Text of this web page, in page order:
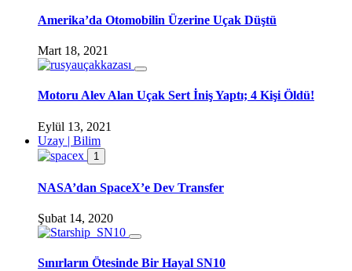
Amerika’da Otomobilin Üzerine Uçak Düştü
Mart 18, 2021
Motoru Alev Alan Uçak Sert İniş Yaptı; 4 Kişi Öldü!
Eylül 13, 2021
Uzay | Bilim
1
NASA’dan SpaceX’e Dev Transfer
Şubat 14, 2020
Sınırların Ötesinde Bir Hayal SN10